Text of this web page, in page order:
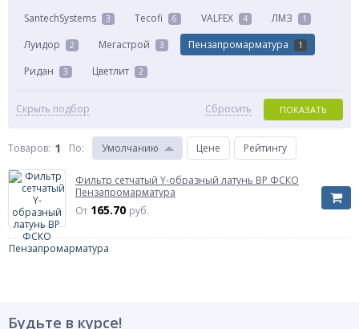
SantechSystems 3 Tecofi 6 VALFEX 4 ЛМЗ 1
Луидор 2 Мегастрой 3 Пензапромарматура 1
Ридан 3 Цветлит 2
Скрыть подбор ПОКАЗАТЬ
Сбросить
Товаров: 1 По: Умолчанию Цене Рейтингу
Фильтр сетчатый Y-образный латунь ВР ФСКО
Пензапромарматура
От 165.70 руб.
Будьте в курсе!